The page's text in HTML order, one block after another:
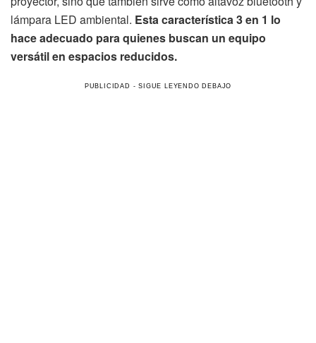
lámpara LED ambiental. Esta característica 3 en 1 lo
hace adecuado para quienes buscan un equipo
versátil en espacios reducidos.